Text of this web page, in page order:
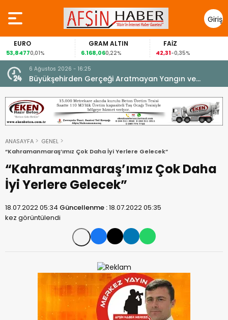
Giriş
Yap
0,01%
GRAM ALTIN
6.168,06 0,22% -0,35%
6 Ağustos 2026 - 16:25
Büyükşehirden Gerçeği Aratmayan Yangın ve
Kurtarma Tatbikatı.
ANASAYFA
GENEL
“Kahramanmaraş’ımız Çok Daha İyi Yerlere Gelecek”
“Kahramanmaraş’ımız Çok Daha
İyi Yerlere Gelecek”
18.07.2022 05:34 Güncellenme :18.07.2022 05:35
kez görüntülendi